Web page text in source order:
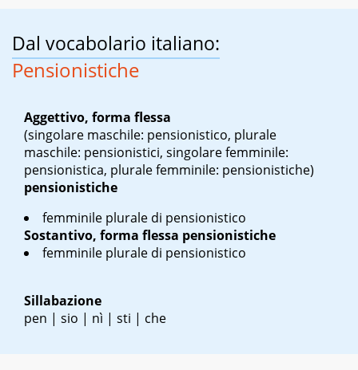
Dal vocabolario italiano:
Pensionistiche
Aggettivo, forma flessa
(singolare maschile: pensionistico, plurale
maschile: pensionistici, singolare femminile:
pensionistica, plurale femminile: pensionistiche)
pensionistiche
femminile plurale di pensionistico
Sostantivo, forma flessa pensionistiche
femminile plurale di pensionistico
Sillabazione
pen | sio | nì | sti | che